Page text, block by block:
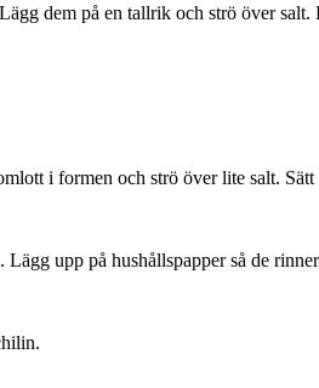
dem på en tallrik och strö över
i formen och strö över lite salt.
upp på hushållspapper så de